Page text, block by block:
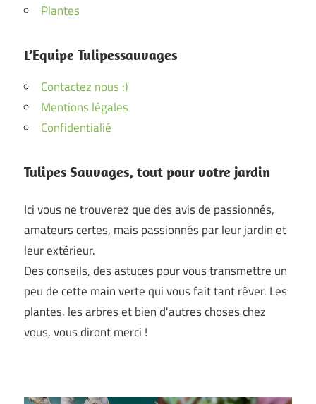
Plantes
L’Equipe Tulipessauvages
Contactez nous :)
Mentions légales
Confidentialié
Tulipes Sauvages, tout pour votre jardin
Ici vous ne trouverez que des avis de passionnés,
amateurs certes, mais passionnés par leur jardin et
leur extérieur.
Des conseils, des astuces pour vous transmettre un
peu de cette main verte qui vous fait tant rêver. Les
plantes, les arbres et bien d'autres choses chez
vous, vous diront merci !